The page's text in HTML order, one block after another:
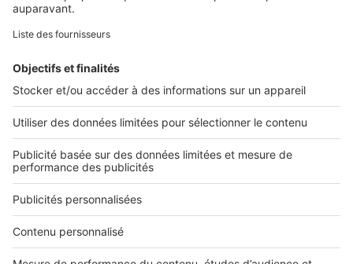
Retrouvez-nous sur ...
L'ENTREPRISE
Nous contacter
Nous recrutons
NOS APPLICATIONS
Découvrez nos applications